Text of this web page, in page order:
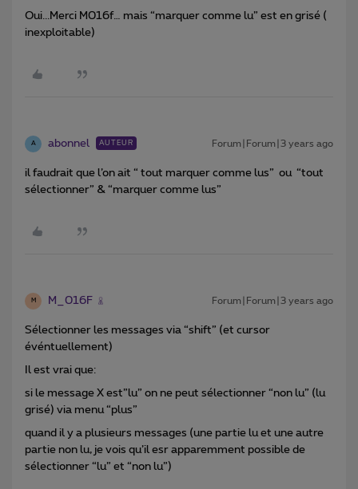
Oui...Merci M016f… mais “marquer comme lu” est en grisé (
inexploitable)
A abonnel AUTEUR Forum|Forum|3 years ago
il faudrait que l’on ait “ tout marquer comme lus” ou “tout
sélectionner” & “marquer comme lus”
M M_016F Forum|Forum|3 years ago
Sélectionner les messages via “shift” (et cursor
événtuellement)
Il est vrai que:
si le message X est”lu” on ne peut sélectionner “non lu” (lu
grisé) via menu “plus”
quand il y a plusieurs messages (une partie lu et une autre
partie non lu, je vois qu’il esr apparemment possible de
sélectionner “lu” et “non lu”)